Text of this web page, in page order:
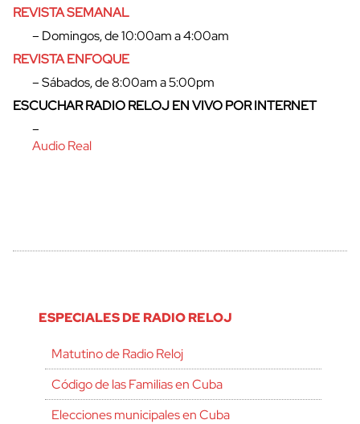
REVISTA SEMANAL
– Domingos, de 10:00am a 4:00am
REVISTA ENFOQUE
– Sábados, de 8:00am a 5:00pm
ESCUCHAR RADIO RELOJ EN VIVO POR INTERNET
–
Audio Real
ESPECIALES DE RADIO RELOJ
Matutino de Radio Reloj
Código de las Familias en Cuba
Elecciones municipales en Cuba